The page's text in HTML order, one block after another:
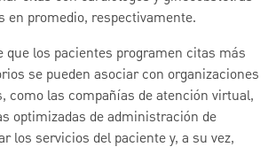
en promedio, respectivamente.
que los pacientes programen citas más
se pueden asociar con organizaciones
como las compañías de atención virtual,
optimizadas de administración de
los servicios del paciente y, a su vez,